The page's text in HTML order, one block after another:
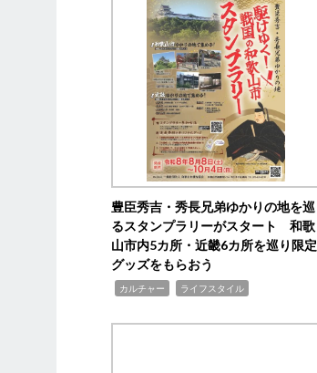
豊臣秀吉・秀長兄弟ゆかりの地を巡
るスタンプラリーがスタート 和歌
山市内5カ所・近畿6カ所を巡り限定
グッズをもらおう
カルチャー ライフスタイル